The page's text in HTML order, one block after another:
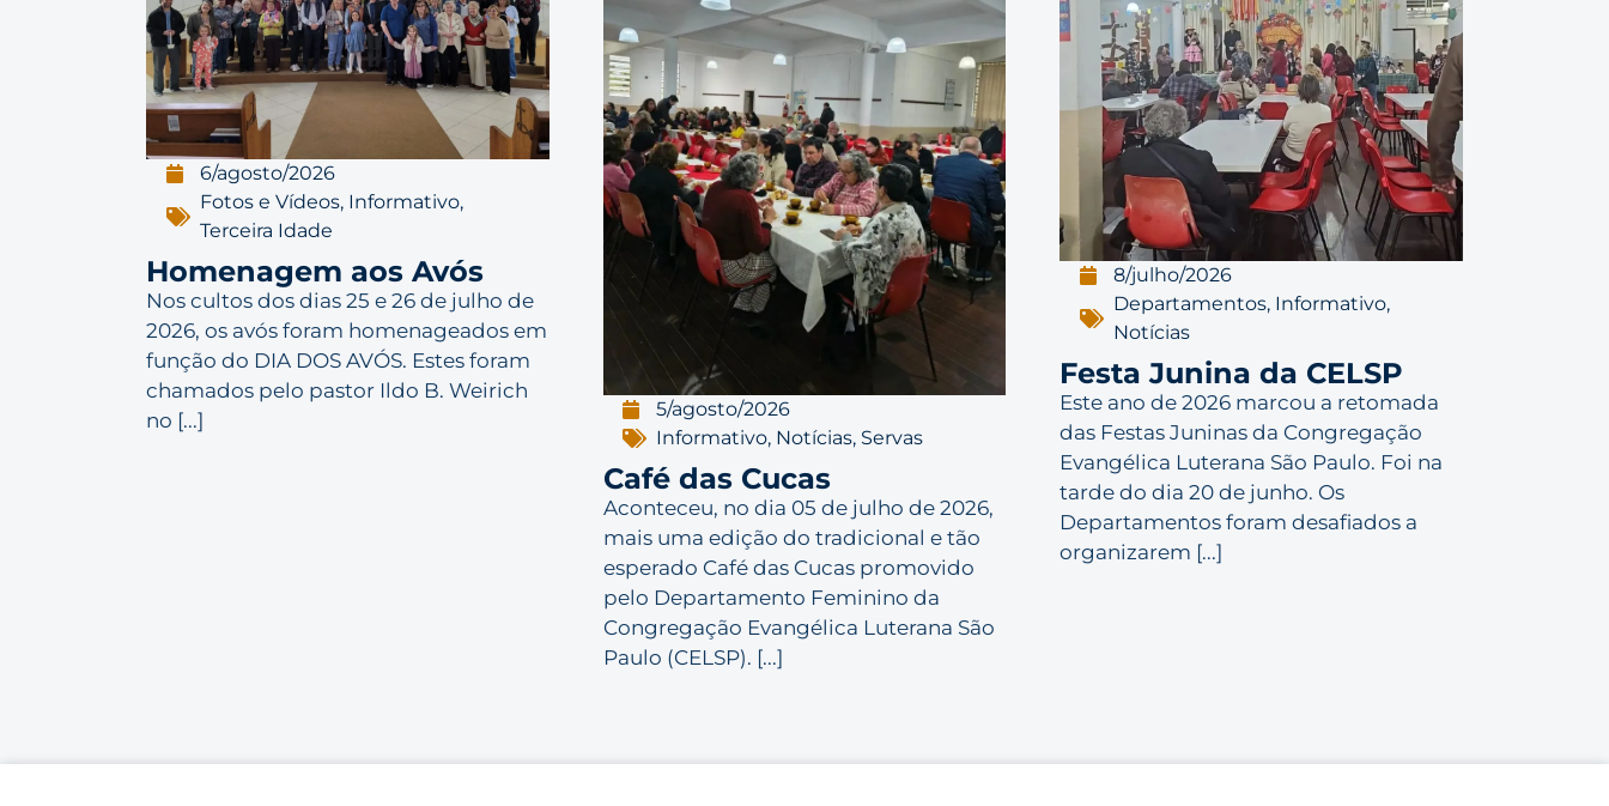
6/agosto/2026
Fotos e Vídeos, Informativo,
Terceira Idade
Homenagem aos Avós
Nos cultos dos dias 25 e 26 de julho de
2026, os avós foram homenageados em
função do DIA DOS AVÓS. Estes foram
chamados pelo pastor Ildo B. Weirich
no [...]
5/agosto/2026
Informativo, Notícias, Servas
Café das Cucas
Aconteceu, no dia 05 de julho de 2026,
mais uma edição do tradicional e tão
esperado Café das Cucas promovido
pelo Departamento Feminino da
Congregação Evangélica Luterana São
Paulo (CELSP). [...]
8/julho/2026
Departamentos, Informativo,
Notícias
Festa Junina da CELSP
Este ano de 2026 marcou a retomada
das Festas Juninas da Congregação
Evangélica Luterana São Paulo. Foi na
tarde do dia 20 de junho. Os
Departamentos foram desafiados a
organizarem [...]